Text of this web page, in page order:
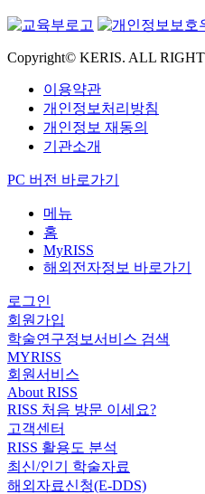
Copyright© KERIS. ALL
이용약관
개인정보처리방침
개인정보 재동의
기관소개
PC 버전 바로가기
메뉴
홈
MyRISS
해외전자정보 바로가기
로그인
회원가입
학술연구정보서비스 검색
MYRISS
회원서비스
About RISS
RISS 처음 방문 이세요?
고객센터
RISS 활용도 분석
최신/인기 학술자료
해외자료신청(E-DDS)